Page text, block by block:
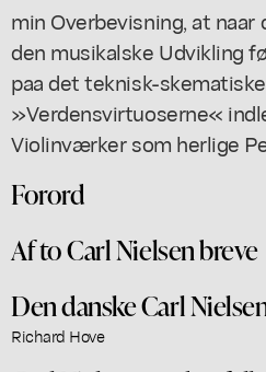
min Overbevisning, at naar
den musikalske Udvikling
paa det teknisk-
»Verdensvirtuoserne«
Violinværker som herlige
Forord
Af to Carl Nielsen breve
Den danske Carl
Richard Hove